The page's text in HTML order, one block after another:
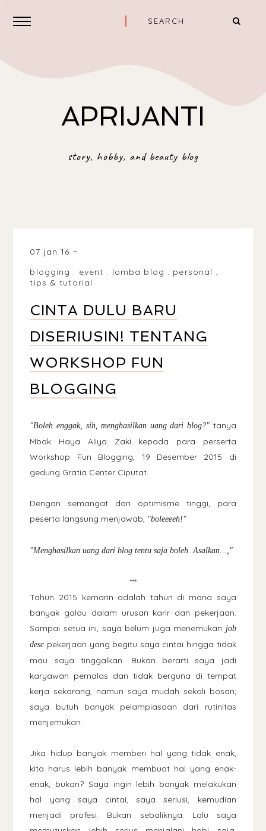
APRIJANTI
story, hobby, and beauty blog
07 jan 16
blogging . event . lomba blog . personal .
tips & tutorial
CINTA DULU BARU
DISERIUSIN! TENTANG
WORKSHOP FUN
BLOGGING
"Boleh enggak, sih, menghasilkan uang dari blog?" tanya
Mbak Haya Aliya Zaki kepada para perserta
Workshop Fun Blogging, 19 Desember 2015 di
gedung Gratia Center Ciputat.
Dengan semangat dan optimisme tinggi, para
peserta langsung menjawab, "boleeeeh!"
"Menghasilkan uang dari blog tentu saja boleh. Asalkan...,"
***
Tahun 2015 kemarin adalah tahun di mana saya
banyak galau dalam urusan karir dan pekerjaan.
Sampai setua ini, saya belum juga menemukan job
desc pekerjaan yang begitu saya cintai hingga tidak
mau saya tinggalkan. Bukan berarti saya jadi
karyawan pemalas dan tidak berguna di tempat
kerja sekarang, namun saya mudah sekali bosan;
saya butuh banyak pelampiasaan dari rutinitas
menjemukan.
Jika hidup banyak memberi hal yang tidak enak,
kita harus lebih banyak membuat hal yang enak-
enak, bukan? Saya ingin lebih banyak melakukan
hal yang saya cintai, saya seriusi, kemudian
menjadi profesi. Bukan sebaliknya. Lalu saya